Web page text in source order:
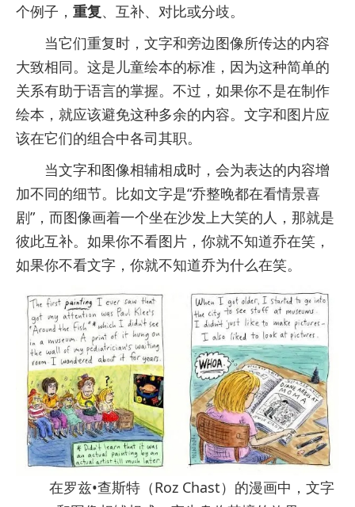
个例子， 重复、互补、对比或分歧。
当它们重复时，文字和旁边图像所传达的内容
大致相同。这是儿童绘本的标准，因为这种简单的
关系有助于语言的掌握。不过，如果你不是在制作
绘本，就应该避免这种多余的内容。文字和图片应
该在它们的组合中各司其职。
当文字和图像相辅相成时，会为表达的内容增
加不同的细节。比如文字是“乔整晚都在看情景喜
剧”，而图像画着一个坐在沙发上大笑的人，那就是
彼此互补。如果你不看图片，你就不知道乔在笑，
如果你不看文字，你就不知道乔为什么在笑。
在罗兹•查斯特（Roz Chast）的漫画中，文字